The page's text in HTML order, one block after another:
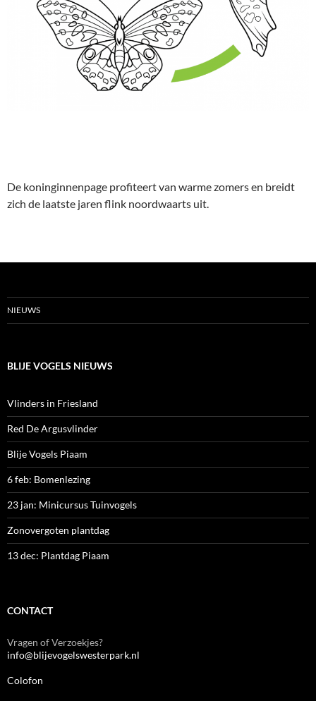
De koninginnenpage profiteert van warme zomers en breidt
zich de laatste jaren flink noordwaarts uit.
NIEUWS
BLIJE VOGELS NIEUWS
Vlinders in Friesland
Red De Argusvlinder
Blije Vogels Piaam
6 feb: Bomenlezing
23 jan: Minicursus Tuinvogels
Zonovergoten plantdag
13 dec: Plantdag Piaam
CONTACT
Vragen of Verzoekjes?
info@blijevogelswesterpark.nl
Colofon